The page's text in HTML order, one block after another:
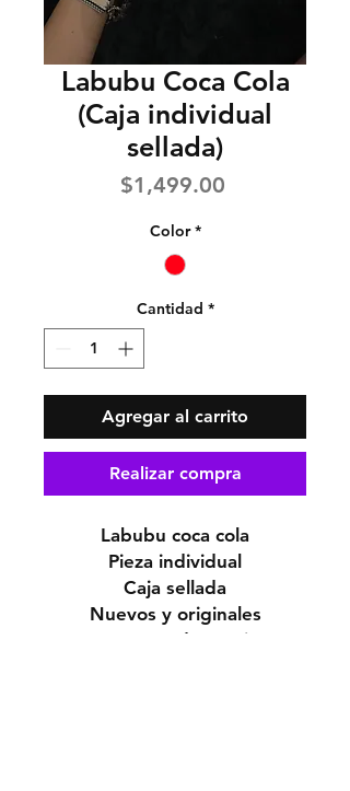
Labubu Coca Cola
(Caja individual
sellada)
$1,499.00Precio
Color *
Cantidad *
Agregar al carrito
Realizar compra
Labubu coca cola
Pieza individual
Caja sellada
Nuevos y originales
Envíos a todo México